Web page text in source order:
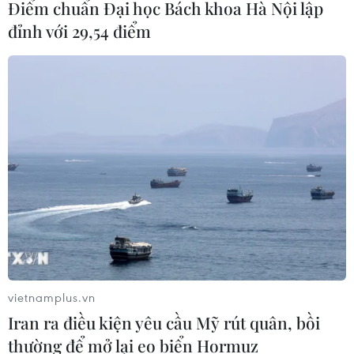
trưởng, quyết tâm đạt GRDP 13%
09/08/2026 08:25
Giá gạo Việt Nam đi ngược xu hướng
với các nước xuất khẩu lớn
09/08/2026 04:23
Vận tải biển toàn cầu tăng mạnh bất
chấp căng thẳng địa chính trị
Điểm chuẩn Đại học Bách khoa Hà Nội lập
đỉnh với 29,54 điểm
vietnamplus.vn
Iran ra điều kiện yêu cầu Mỹ rút quân, bồi
thường để mở lại eo biển Hormuz